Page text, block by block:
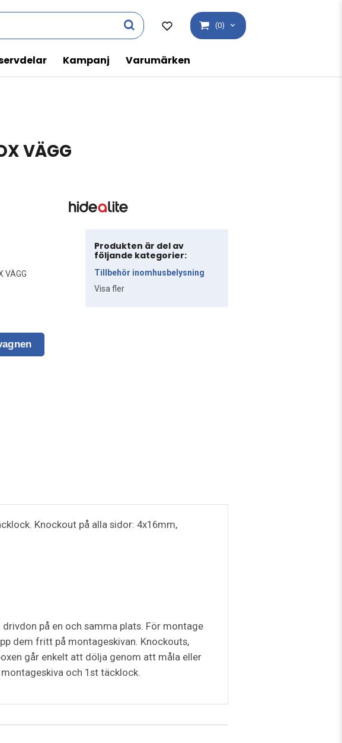
(0)
Kampanj Varumärken
VÄGG
VÄGG
Produkten är del av
följande kategorier:
Tillbehör inomhusbelysning
Visa fler
Knockout på alla sidor: 4x16mm,
på en och samma plats. För montage
dem fritt på montageskivan. Knockouts,
går enkelt att dölja genom att måla eller
och 1st täcklock.